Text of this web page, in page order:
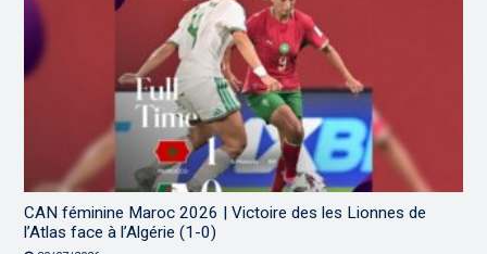
CAN féminine Maroc 2026 | Victoire des les Lionnes de
l’Atlas face à l’Algérie (1-0)